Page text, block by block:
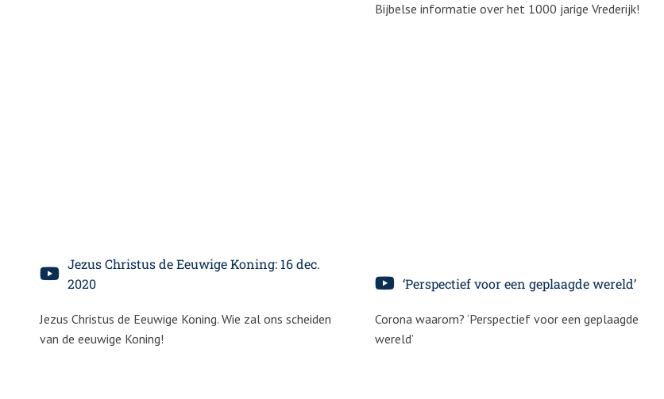
Bijbelse informatie over het 1000 jarige Vrederijk!
Jezus Christus de Eeuwige Koning: 16 dec.
2020
Jezus Christus de Eeuwige Koning. Wie zal ons scheiden
van de eeuwige Koning!
‘Perspectief voor een geplaagde wereld’
Corona waarom? ‘Perspectief voor een geplaagde
wereld’